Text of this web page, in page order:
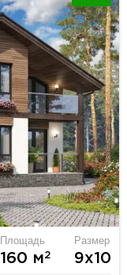
Площадь
160 м2
Размер
9х10